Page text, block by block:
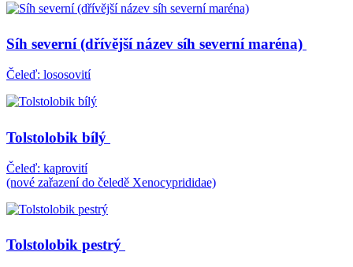
Síh severní (dřívější název síh severní maréna)
Čeleď: lososovití
Tolstolobik bílý
Čeleď: kaprovití
(nové zařazení do čeledě Xenocyprididae)
Tolstolobik pestrý